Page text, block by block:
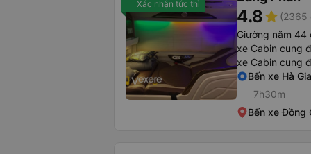
Xác nhận tức thì
4.8star (2365
Giường nằm 44
xe Cabin cung
xe Cabin cung
Bến xe Hà
7h30m
Bến xe Đồng